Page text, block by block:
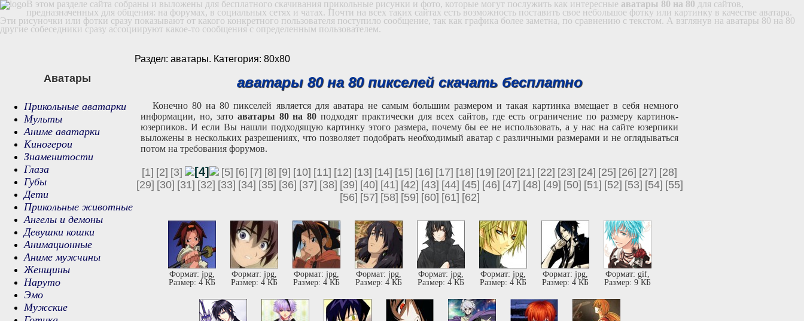
В этом разделе сайта собраны и выложены для бесплатного скачивания прикольные рисунки и фото, которые могут послужить как интересные аватары 80 на 80 для сайтов,
предназначенных для общения: на форумах, в социальных сетях и чатах. Почти на всех таких сайтах есть возможность поставить свое небольшое фотку или картинку в качестве аватара.
Эти рисуночки или фотки сразу показывают от какого конкретного пользователя поступило сообщение, так как графика более заметна, по сравнению с текстом. А взглянув на аватары 80 на 80
другие собеседники сразу ассоциируют какое-то сообщения с определенным пользователем.
Раздел: аватары. Категория: 80х80
аватары 80 на 80 пикселей скачать бесплатно
Конечно 80 на 80 пикселей является для аватара не самым большим размером и такая картинка вмещает в себя немного
информации, но, зато аватары 80 на 80 подходят практически для всех сайтов, где есть ограничение по размеру картинок-
юзерпиков. И если Вы нашли подходящую картинку этого размера, почему бы ее не использовать, а у нас на сайте юзерпики
выложены в нескольких разрешениях, что позволяет подобрать необходимый аватар с различными размерами и не оглядываться
потом на требования форумов.
[1] [2] [3] [4] [5] [6] [7] [8] [9] [10] [11] [12] [13] [14] [15] [16] [17] [18] [19] [20] [21] [22] [23] [24] [25] [26] [27] [28]
[29] [30] [31] [32] [33] [34] [35] [36] [37] [38] [39] [40] [41] [42] [43] [44] [45] [46] [47] [48] [49] [50] [51] [52] [53] [54] [55]
[56] [57] [58] [59] [60] [61] [62]
Формат: jpg,
Размер: 4 КБ
Формат: jpg,
Размер: 4 КБ
Формат: jpg,
Размер: 4 КБ
Формат: jpg,
Размер: 4 КБ
Формат: jpg,
Размер: 4 КБ
Формат: jpg,
Размер: 4 КБ
Формат: jpg,
Размер: 4 КБ
Формат: gif,
Размер: 9 КБ
Аватары
Прикольные аватарки
Мульты
Аниме аватарки
Киногерои
Знаменитости
Глаза
Губы
Дети
Прикольные животные
Ангелы и демоны
Девушки кошки
Анимационные
Аниме мужчины
Женщины
Наруто
Эмо
Мужские